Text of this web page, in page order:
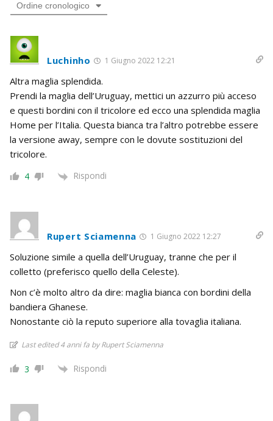
Ordine cronologico
Luchinho 1 Giugno 2022 12:21
Altra maglia splendida.
Prendi la maglia dell’Uruguay, mettici un azzurro più acceso
e questi bordini con il tricolore ed ecco una splendida maglia
Home per l’Italia. Questa bianca tra l’altro potrebbe essere
la versione away, sempre con le dovute sostituzioni del
tricolore.
4 Rispondi
Rupert Sciamenna 1 Giugno 2022 12:27
Soluzione simile a quella dell’Uruguay, tranne che per il
colletto (preferisco quello della Celeste).
Non c’è molto altro da dire: maglia bianca con bordini della
bandiera Ghanese.
Nonostante ciò la reputo superiore alla tovaglia italiana.
Last edited 4 anni fa by Rupert Sciamenna
3 Rispondi